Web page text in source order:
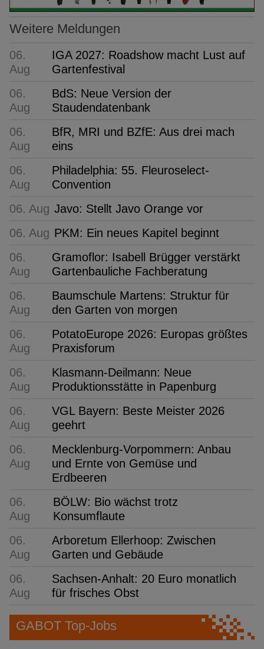
Weitere Meldungen
06.
Aug
IGA 2027: Roadshow macht Lust auf
Gartenfestival
06.
Aug
BdS: Neue Version der
Staudendatenbank
06.
Aug
BfR, MRI und BZfE: Aus drei mach
eins
06.
Aug
Philadelphia: 55. Fleuroselect-
Convention
06. Aug Javo: Stellt Javo Orange vor
06. Aug PKM: Ein neues Kapitel beginnt
06.
Aug
Gramoflor: Isabell Brügger verstärkt
Gartenbauliche Fachberatung
06.
Aug
Baumschule Martens: Struktur für
den Garten von morgen
06.
Aug
PotatoEurope 2026: Europas größtes
Praxisforum
06.
Aug
Klasmann-Deilmann: Neue
Produktionsstätte in Papenburg
06.
Aug
VGL Bayern: Beste Meister 2026
geehrt
06.
Aug
Mecklenburg-Vorpommern: Anbau
und Ernte von Gemüse und
Erdbeeren
06.
Aug
BÖLW: Bio wächst trotz
Konsumflaute
06.
Aug
Arboretum Ellerhoop: Zwischen
Garten und Gebäude
06.
Aug
Sachsen-Anhalt: 20 Euro monatlich
für frisches Obst
GABOT Top-Jobs